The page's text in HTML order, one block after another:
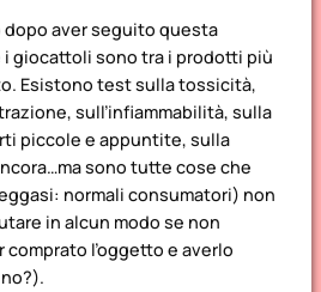
aver seguito questa
giocattoli sono tra i prodotti più
Esistono test sulla tossicità,
sull’infiammabilità, sulla
piccole e appuntite, sulla
sono tutte cose che
normali consumatori) non
in alcun modo se non
l’oggetto e averlo